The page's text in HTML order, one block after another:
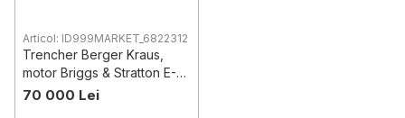
Articol: ID999MARKET_6822312
Trencher Berger Kraus,
motor Briggs & Stratton E-
start
70 000 Lei